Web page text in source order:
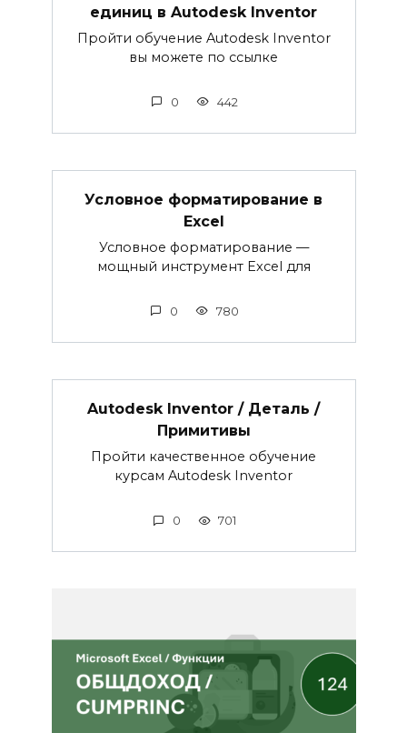
единиц в Autodesk Inventor
Пройти обучение Autodesk Inventor
вы можете по ссылке
0 442
Условное форматирование в
Excel
Условное форматирование —
мощный инструмент Excel для
0 780
Autodesk Inventor / Деталь /
Примитивы
Пройти качественное обучение
курсам Autodesk Inventor
0 701